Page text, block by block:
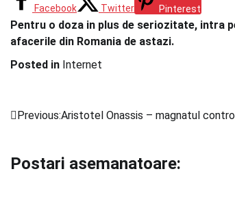
Facebook Twitter Pinterest
Pentru o doza in plus de seriozitate, intra
afacerile din Romania de astazi.
Posted in Internet
Navigare
articole
Previous:Aristotel Onassis – magnatul
Postari asemanatoare: